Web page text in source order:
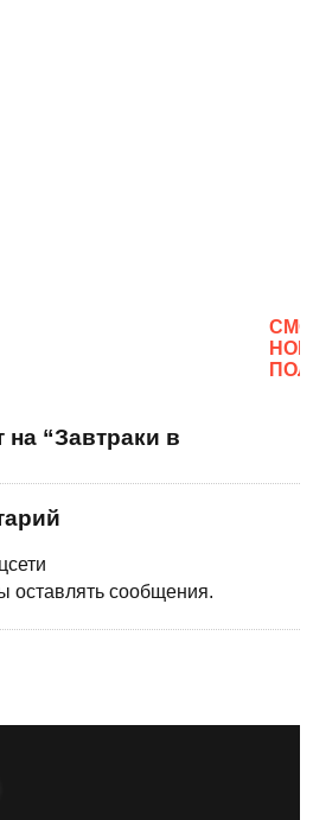
“Завтраки в
оставлять сообщения.